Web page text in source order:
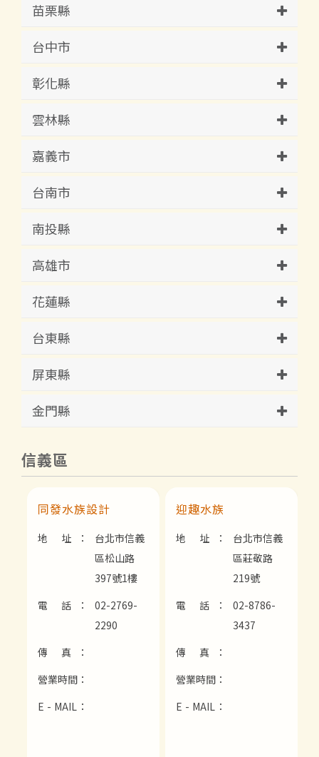
苗栗縣
台中市
彰化縣
雲林縣
嘉義市
台南市
南投縣
高雄市
花蓮縣
台東縣
屏東縣
金門縣
信義區
同發水族設計
地 址：
台北市信義
區松山路
397號1樓
電 話：
02-2769-
2290
傳 真：
營業時間：
E - MAIL：
迎趣水族
地 址：
台北市信義
區莊敬路
219號
電 話：
02-8786-
3437
傳 真：
營業時間：
E - MAIL：